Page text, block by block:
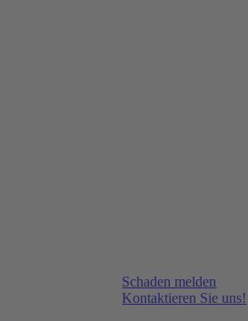
Schaden melden
Kontaktieren Sie uns!